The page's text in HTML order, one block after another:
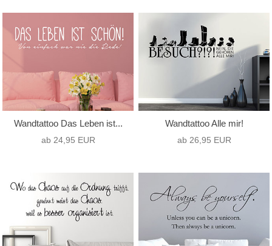
Wandtattoo Das Leben ist...
ab 24,95 EUR
Wandtattoo Alle mir!
ab 26,95 EUR